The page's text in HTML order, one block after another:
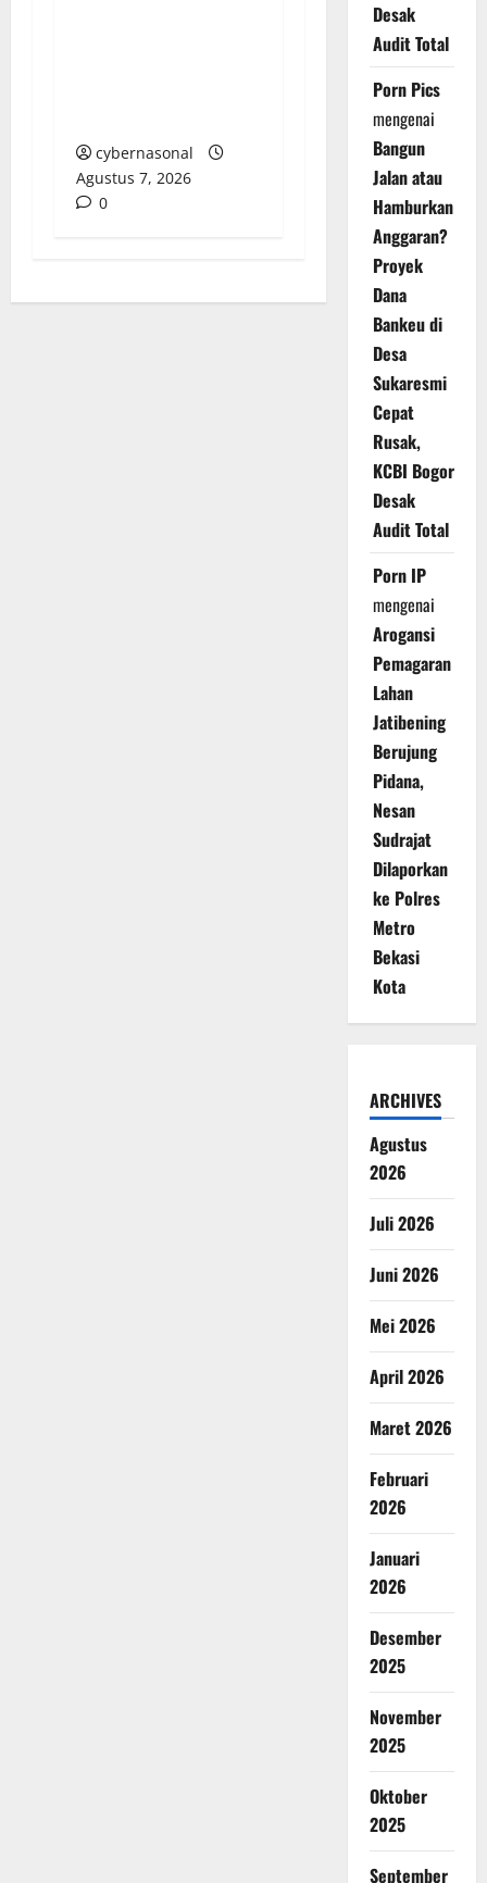
cybernasonal
Agustus 7, 2026
0
Desak
Audit Total
Porn Pics
mengenai
Bangun
Jalan atau
Hamburkan
Anggaran?
Proyek
Dana
Bankeu di
Desa
Sukaresmi
Cepat
Rusak,
KCBI Bogor
Desak
Audit Total
Porn IP
mengenai
Arogansi
Pemagaran
Lahan
Jatibening
Berujung
Pidana,
Nesan
Sudrajat
Dilaporkan
ke Polres
Metro
Bekasi
Kota
ARCHIVES
Agustus
2026
Juli 2026
Juni 2026
Mei 2026
April 2026
Maret 2026
Februari
2026
Januari
2026
Desember
2025
November
2025
Oktober
2025
September